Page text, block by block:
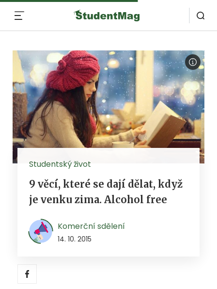
Studentský život
9 věcí, které se dají dělat, když
je venku zima. Alcohol free
Komerční sdělení
14. 10. 2015